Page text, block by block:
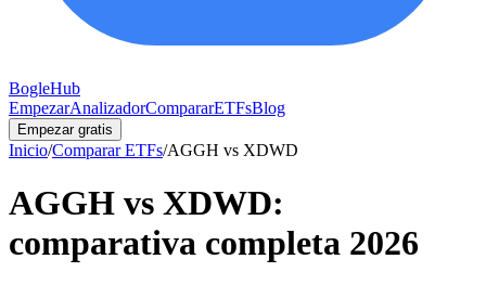
BogleHub
EmpezarAnalizadorCompararETFsBlog
Empezar gratis
Inicio/Comparar ETFs/AGGH vs XDWD
AGGH vs XDWD:
comparativa completa 2026